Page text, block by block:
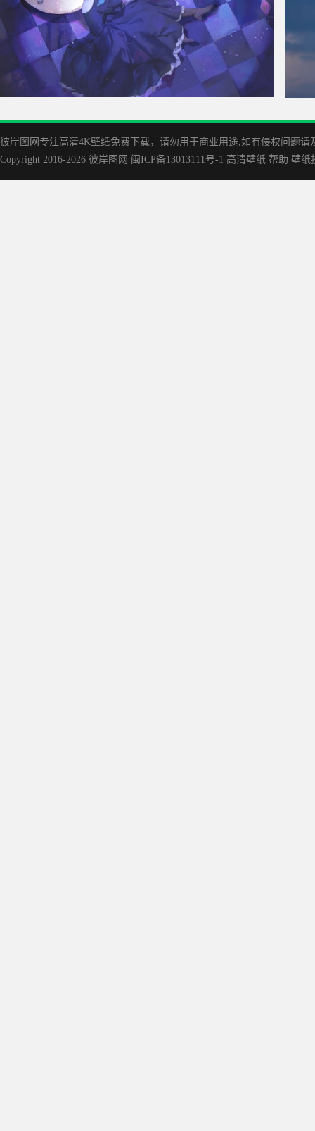
彼岸图网专注高清4K壁纸免费下载，请勿用于商业用途,如有侵权问题
Copyright 2016-2026 彼岸图网 闽ICP备13013111号-1 高清壁纸 帮助 壁纸